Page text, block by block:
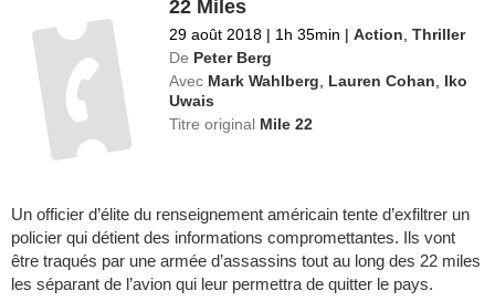
22 Miles
29 août 2018 | 1h 35min | Action, Thriller
De Peter Berg
Avec Mark Wahlberg, Lauren Cohan, Iko
Uwais
Titre original Mile 22
Un officier d’élite du renseignement américain tente d’exfiltrer un
policier qui détient des informations compromettantes. Ils vont
être traqués par une armée d’assassins tout au long des 22 miles
les séparant de l’avion qui leur permettra de quitter le pays.